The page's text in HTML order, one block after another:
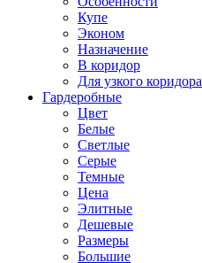
Купе
Эконом
Назначение
В коридор
Для узкого коридора
Гардеробные
Цвет
Белые
Светлые
Серые
Темные
Цена
Элитные
Дешевые
Размеры
Большие